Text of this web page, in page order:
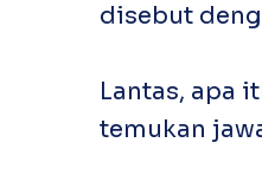
disebut
Lantas, apa
temukan